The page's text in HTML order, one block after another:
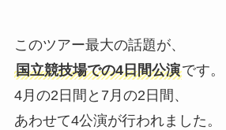
このツアー最大の話題が、
国立競技場での4日間公演です。
4月の2日間と7月の2日間、
あわせて4公演が行われました。